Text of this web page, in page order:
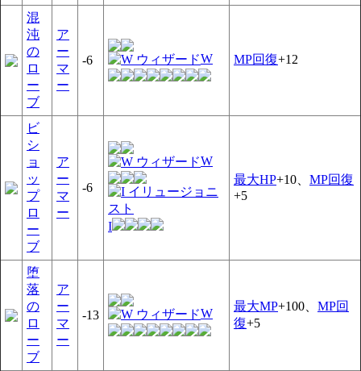
混
沌
の
ロ
ー
ブ
ア
ー
マ
ー
-6 W MP回復+12
ビ
シ
ョ
ッ
プ
ロ
ー
ブ
ア
ー
マ
ー
-6
W
I
最大HP+10、 MP回復
+5
堕
落
の
ロ
ー
ブ
ア
ー
マ
ー
-13 W
最大MP+100、 MP回
復+5